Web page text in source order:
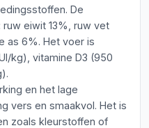
De
eiwit 13%, ruw vet
as 6%. Het voer is
kg), vitamine D3 (950
en het lage
vers en smaakvol. Het is
zoals kleurstoffen of